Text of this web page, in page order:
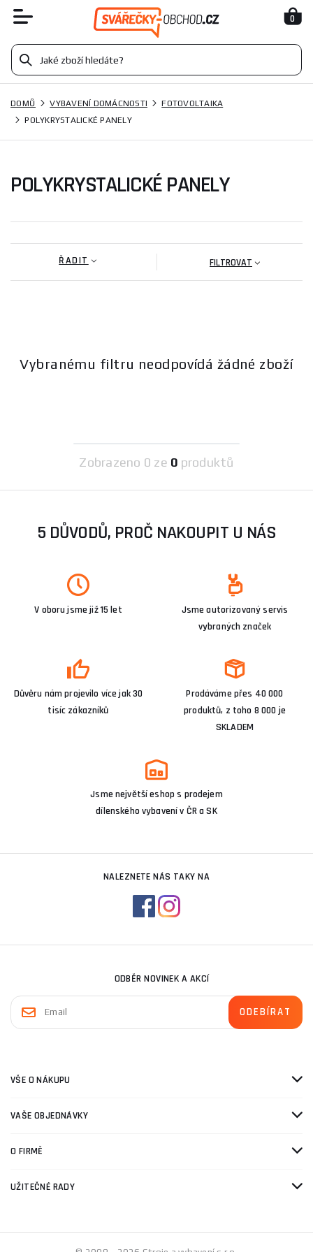
0
DOMŮ VYBAVENÍ DOMÁCNOSTI
FOTOVOLTAIKA
POLYKRYSTALICKÉ PANELY
POLYKRYSTALICKÉ PANELY
ŘADIT FILTROVAT
Vybranému filtru neodpovídá žádné zboží
Zobrazeno 0 ze 0 produktů
5 DŮVODŮ, PROČ NAKOUPIT U NÁS
V oboru jsme již 15 let
Jsme autorizovaný servis
vybraných značek
Důvěru nám projevilo více jak 30
tisíc zákazníků
Prodáváme přes 40 000
produktů, z toho 8 000 je
SKLADEM
Jsme největší eshop s prodejem
dílenského vybavení v ČR a SK
NALEZNETE NÁS TAKY NA
ODBĚR NOVINEK A AKCÍ
VŠE O NÁKUPU
VAŠE OBJEDNÁVKY
O FIRMĚ
UŽITEČNÉ RADY